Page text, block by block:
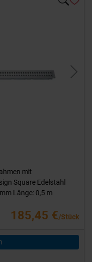
Next
mit
Square Edelstahl
Länge: 0,5 m
185,45 €/Stück